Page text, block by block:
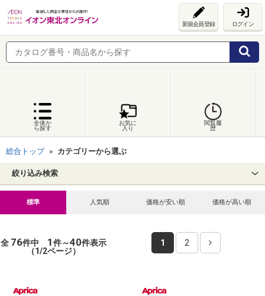
新規会員登録 ログイン
全体か
ら探す
お気に
入り
閲覧履
歴
総合トップ カテゴリーから選ぶ
絞り込み検索
標準 人気順 価格が安い順 価格が高い順
全 76件中 1件～40件表示
（1/2ページ）
1 2